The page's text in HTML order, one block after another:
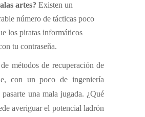
artes? Existen un
número de tácticas poco
los piratas informáticos
tu contraseña.
métodos de recuperación de
con un poco de ingeniería
una mala jugada. ¿Qué
averiguar el potencial ladrón